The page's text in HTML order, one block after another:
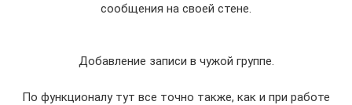
сообщения на своей стене.
Добавление записи в чужой группе.
По функционалу тут все точно также, как и при работе